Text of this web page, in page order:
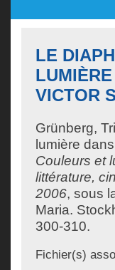
LE
VICTOR
Grünberg,
lumière
Couleurs et
littérature,
2006, sous
Maria.
300-310.
Fichier(s)